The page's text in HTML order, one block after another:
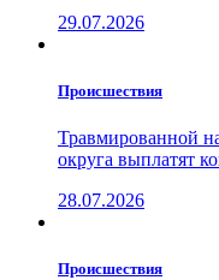
29.07.2026
Проиcшествия
Травмированной
округа выплатят
28.07.2026
Проиcшествия